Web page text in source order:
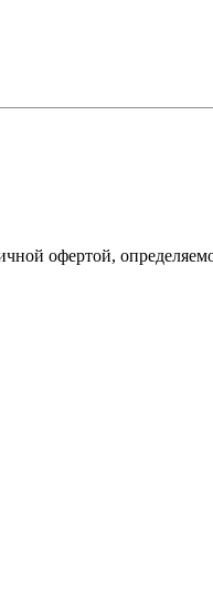
офертой,